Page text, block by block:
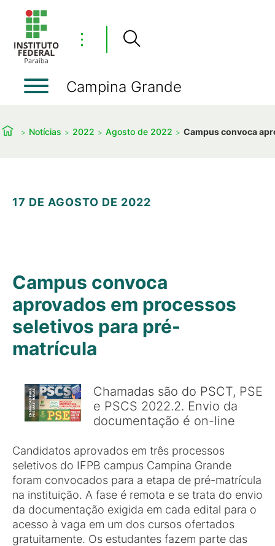
⋮
Campina Grande
Notícias 2022 Agosto de 2022 Campus convoca
17 DE AGOSTO DE 2022
Campus convoca
aprovados em processos
seletivos para pré-
matrícula
Chamadas são do PSCT, PSE
e PSCS 2022.2. Envio da
documentação é on-line
Candidatos aprovados em três processos
seletivos do IFPB campus Campina Grande
foram convocados para a etapa de pré-matrícula
na instituição. A fase é remota e se trata do envio
da documentação exigida em cada edital para o
acesso à vaga em um dos cursos ofertados
gratuitamente. Os estudantes fazem parte das